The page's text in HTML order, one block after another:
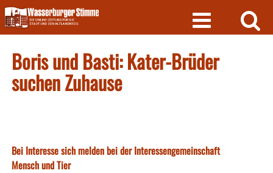
Skip
to
content
Boris und Basti: Kater-Brüder
suchen Zuhause
Bei Interesse sich melden bei der Interessengemeinschaft
Mensch und Tier